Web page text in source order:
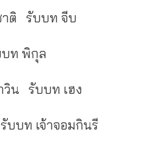
ติ รับบท จีบ
ท พิกุล
วิน รับบท เฮง
รับบท เจ้าจอมกินรี